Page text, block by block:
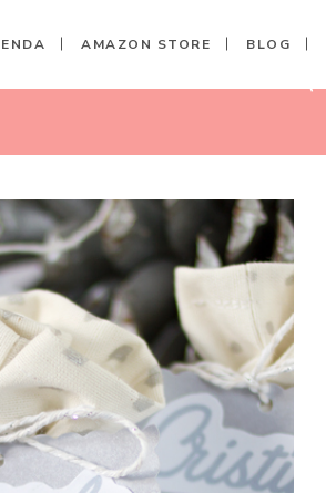
AMAZON STORE BLOG
Y CORAZONES PLATA (4)